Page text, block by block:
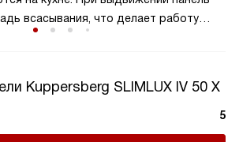
всасывания, что делает работу
Kuppersberg SLIMLUX IV 50 X
5